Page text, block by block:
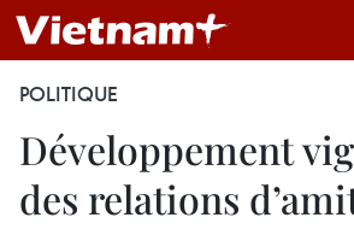
POLITIQUE
Développement
des relations